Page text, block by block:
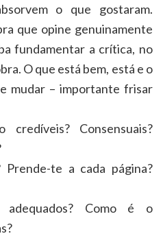
o que gostaram.
que opine genuinamente
fundamentar a crítica, no
O que está bem, está e o
mudar – importante frisar
Consensuais?
te a cada página?
Como é o